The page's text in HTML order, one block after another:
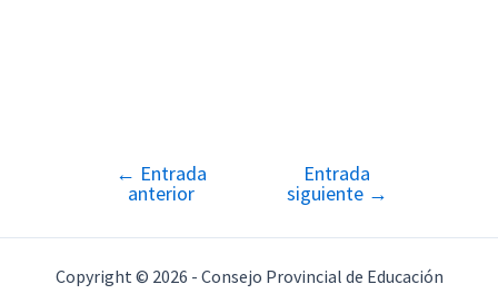
Navegación
entradas
← Entrada
anterior
Entrada
siguiente →
Copyright © 2026 - Consejo Provincial de Educación